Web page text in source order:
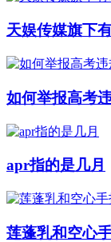
天娱传媒旗下
如何举报高考
apr指的是几月
莲蓬乳和空心